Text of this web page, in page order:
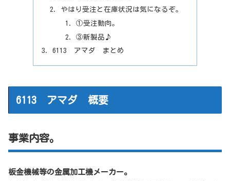
やはり受注と在庫状況は気になるぞ。
①受注動向。
③新製品♪
6113 アマダ まとめ
6113 アマダ 概要
事業内容。
板金機械等の金属加工機メーカー。